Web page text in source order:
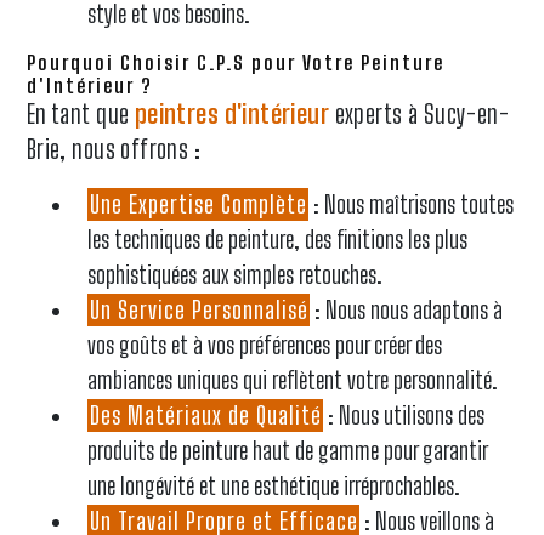
style et vos besoins.
Pourquoi Choisir C.P.S pour Votre Peinture
d'Intérieur ?
En tant que peintres d'intérieur experts à Sucy-en-
Brie, nous offrons :
Une Expertise Complète : Nous maîtrisons toutes
les techniques de peinture, des finitions les plus
sophistiquées aux simples retouches.
Un Service Personnalisé : Nous nous adaptons à
vos goûts et à vos préférences pour créer des
ambiances uniques qui reflètent votre personnalité.
Des Matériaux de Qualité : Nous utilisons des
produits de peinture haut de gamme pour garantir
une longévité et une esthétique irréprochables.
Un Travail Propre et Efficace : Nous veillons à